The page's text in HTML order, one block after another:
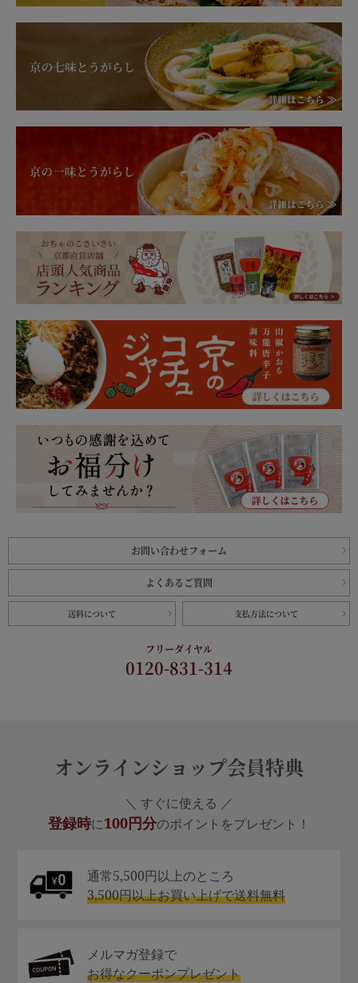
お問い合わせフォーム
よくあるご質問
送料について 支払方法について
フリーダイヤル
0120-831-314
オンラインショップ会員特典
＼ すぐに使える ／
登録時に100円分のポイントをプレゼント！
通常5,500円以上のところ
3,500円以上お買い上げで送料無料
メルマガ登録で
お得なクーポンプレゼント